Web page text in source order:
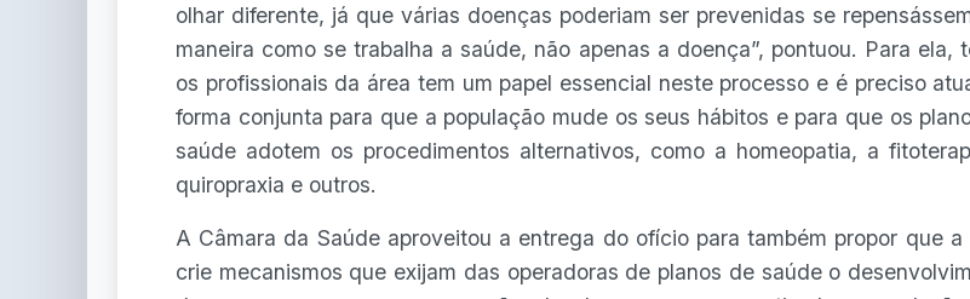
olhar diferente, já que várias doenças poderiam ser prevenidas se
maneira como se trabalha a saúde, não apenas a doença”, pontuou. Para ela,
os profissionais da área tem um papel essencial neste processo e é preciso
forma conjunta para que a população mude os seus hábitos e para que os
saúde adotem os procedimentos alternativos, como a homeopatia, a
quiropraxia e outros.
A Câmara da Saúde aproveitou a entrega do ofício para também propor que a
crie mecanismos que exijam das operadoras de planos de saúde o